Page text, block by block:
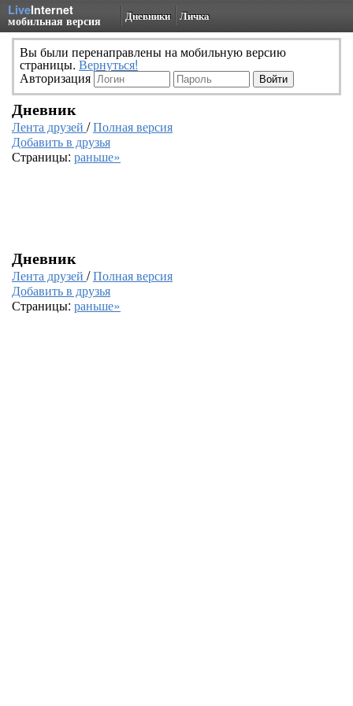
LiveInternet
мобильная версия Дневники Личка
Вы были перенаправлены на мобильную версию
страницы. Вернуться!
Авторизация
Дневник
Лента друзей /Полная версия
Добавить в друзья
Страницы: раньше»
Дневник
Лента друзей /Полная версия
Добавить в друзья
Страницы: раньше»